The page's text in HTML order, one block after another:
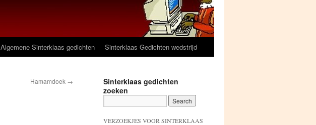
Algemene Sinterklaas gedichten Sinterklaas Gedichten wedstrijd
Hamamdoek →
Sinterklaas gedichten
zoeken
VERZOEKJES VOOR SINTERKLAAS